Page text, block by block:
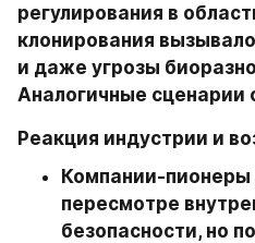
регулирования в
клонирования
и даже угрозы
Аналогичные сценарии
Реакция индустрии и
пересмотре
безопасности, но